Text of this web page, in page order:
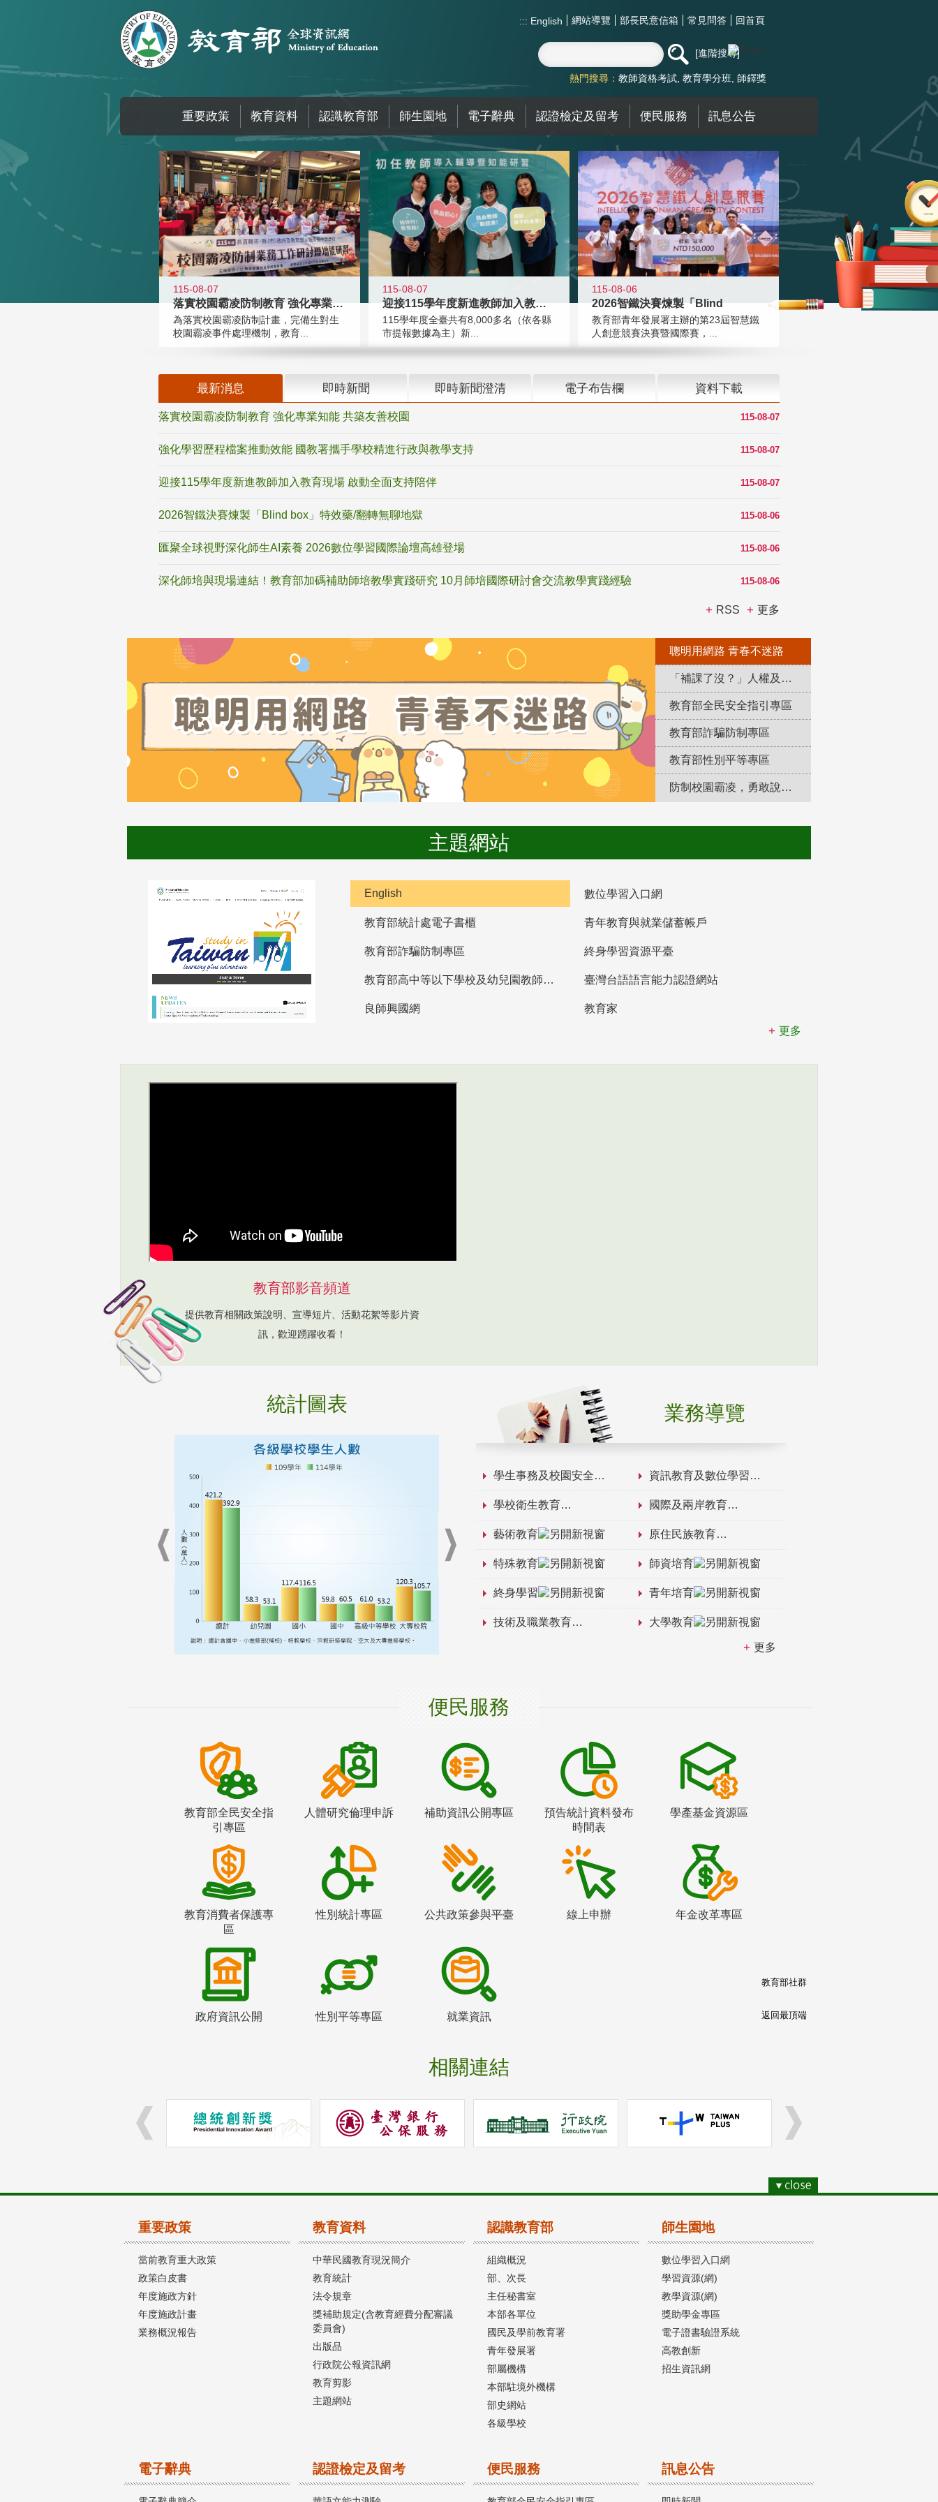
::: English 網站導覽 部長民意信箱 常見問答 回首頁
進階搜尋
熱門搜尋： 教師資格考試 教育學分班 師鐸獎
重要政策 教育資料 認識教育部 師生園地 電子辭典 認證檢定及留考 便民服務 訊息公告
:::
115-08-07
落實校園霸凌防制教育 強化專業知能
為落實校園霸凌防制計畫，完備生對生
校園霸凌事件處理機制，教育...
115-08-07
迎接115學年度新進教師加入教育現
115學年度全臺共有8,000多名（依各縣
市提報數據為主）新...
115-08-06
2026智鐵決賽煉製「Blind
教育部青年發展署主辦的第23屆智慧鐵
人創意競賽決賽暨國際賽，...
最新消息 即時新聞 即時新聞澄清 電子布告欄 資料下載
115-08-07
落實校園霸凌防制教育 強化專業知能 共築友善校園
115-08-07
強化學習歷程檔案推動效能 國教署攜手學校精進行政與教學支持
115-08-07
迎接115學年度新進教師加入教育現場 啟動全面支持陪伴
115-08-06
2026智鐵決賽煉製「Blind box」特效藥/翻轉無聊地獄
115-08-06
匯聚全球視野深化師生AI素養 2026數位學習國際論壇高雄登場
115-08-06
深化師培與現場連結！教育部加碼補助師培教學實踐研究 10月師培國際研討會交流教學實踐經驗
RSS 更多
聰明用網路 青春不迷路
「補課了沒？」人權及轉型正義教育專區
教育部全民安全指引專區
教育部詐騙防制專區
教育部性別平等專區
防制校園霸凌，勇敢說出來！
主題網站
English 數位學習入口網
教育部統計處電子書櫃 青年教育與就業儲蓄帳戶
教育部詐騙防制專區 終身學習資源平臺
教育部高中等以下學校及幼兒園教師資格檢定考試 臺灣台語語言能力認證網站
良師興國網
教育家
更多
教育部影音頻道
提供教育相關政策說明、宣導短片、活動花絮等影片資
訊，歡迎踴躍收看！
統計圖表 業務導覽
學生事務及校園安全 資訊教育及數位學習
學校衛生教育 國際及兩岸教育
藝術教育 原住民族教育
特殊教育 師資培育
終身學習 青年培育
技術及職業教育 大學教育
更多
便民服務
教育部全民安全指
引專區
人體研究倫理申訴 補助資訊公開專區
預告統計資料發布
時間表
學產基金資源區
教育消費者保護專
區
性別統計專區 公共政策參與平臺 線上申辦 年金改革專區
政府資訊公開 性別平等專區 就業資訊
相關連結
教育部社群
返回最頂端
重要政策
當前教育重大政策
政策白皮書
年度施政方針
年度施政計畫
業務概況報告
教育資料
中華民國教育現況簡介
教育統計
法令規章
獎補助規定(含教育經費分配審議
委員會)
出版品
行政院公報資訊網
教育剪影
主題網站
認識教育部
組織概況
部、次長
主任秘書室
本部各單位
國民及學前教育署
青年發展署
部屬機構
本部駐境外機構
部史網站
各級學校
師生園地
數位學習入口網
學習資源(網)
教學資源(網)
獎助學金專區
電子證書驗證系統
高教創新
招生資訊網
電子辭典 認證檢定及留考 便民服務 訊息公告